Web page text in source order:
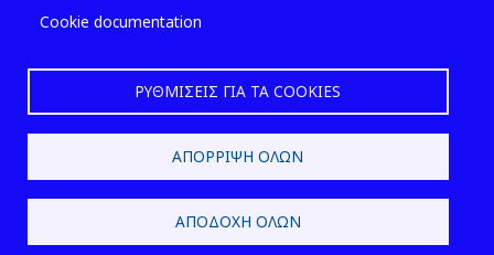
Cookie documentation
ΡΥΘΜΊΣΕΙΣ ΓΙΑ ΤΑ COOKIES
ΑΠΌΡΡΙΨΗ ΌΛΩΝ
ΑΠΟΔΟΧΉ ΌΛΩΝ
2026 © ΕΛ.ΙΝ.Υ.Α.Ε.
Design & Development by